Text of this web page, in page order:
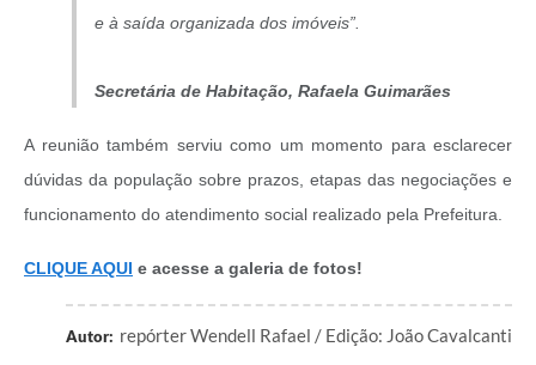
e à saída organizada dos imóveis”.
Secretária de Habitação, Rafaela Guimarães
A reunião também serviu como um momento para esclarecer
dúvidas da população sobre prazos, etapas das negociações e
funcionamento do atendimento social realizado pela Prefeitura.
CLIQUE AQUI e acesse a galeria de fotos!
Autor: repórter Wendell Rafael / Edição: João Cavalcanti